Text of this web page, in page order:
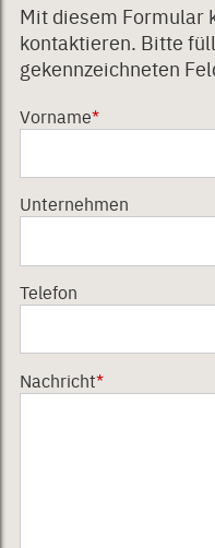
Mit diesem Formular
kontaktieren. Bitte
gekennzeichneten
Vorname*
Unternehmen
Telefon
Nachricht*